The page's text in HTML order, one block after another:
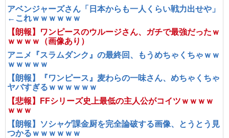
アベンジャーズさん「日本からも一人くらい戦力出せや」
←これｗｗｗｗｗｗ
【朗報】ワンピースのウルージさん、ガチで最強だったｗ
ｗｗｗｗ（画像あり）
アニメ『スラムダンク』の最終回、もうめちゃくちゃｗｗ
ｗｗｗｗｗ
【朗報】『ワンピース』麦わらの一味さん、めちゃくちゃ
ヤバすぎるｗｗｗｗｗｗ
【悲報】FFシリーズ史上最低の主人公がコイツｗｗｗｗ
ｗｗｗ
【朗報】ソシャゲ課金厨を完全論破する画像、とうとう見
つかるｗｗｗｗｗｗ